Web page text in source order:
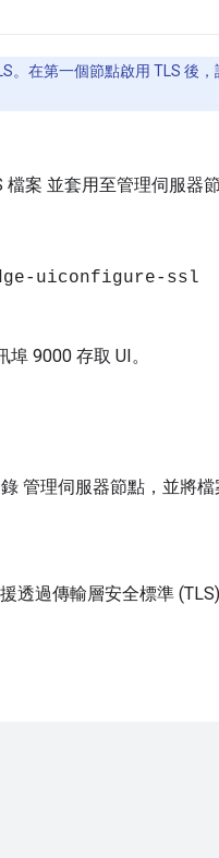
。在第一個節點啟用 TLS 後，
案 並套用至管理伺服器
uiconfigure-ssl
9000 存取 UI。
管理伺服器節點，並將
透過傳輸層安全標準